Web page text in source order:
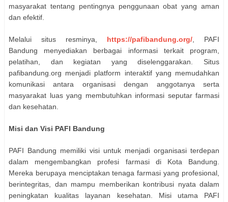
masyarakat tentang pentingnya penggunaan obat yang aman
dan efektif.
Melalui situs resminya, https://pafibandung.org/, PAFI
Bandung menyediakan berbagai informasi terkait program,
pelatihan, dan kegiatan yang diselenggarakan. Situs
pafibandung.org menjadi platform interaktif yang memudahkan
komunikasi antara organisasi dengan anggotanya serta
masyarakat luas yang membutuhkan informasi seputar farmasi
dan kesehatan.
Misi dan Visi PAFI Bandung
PAFI Bandung memiliki visi untuk menjadi organisasi terdepan
dalam mengembangkan profesi farmasi di Kota Bandung.
Mereka berupaya menciptakan tenaga farmasi yang profesional,
berintegritas, dan mampu memberikan kontribusi nyata dalam
peningkatan kualitas layanan kesehatan. Misi utama PAFI